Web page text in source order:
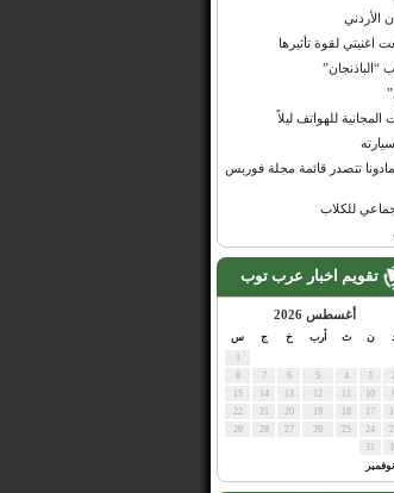
الأردني
لقوة تأثيرها
“الباذنجان”
للهواتف ليلاً
125 مليون دولار.. مادونا تتصدر قائمة مجلة فوربس
للكلاب
تقويم اخبار عرب توب
أغسطس 2026
ن ث أرب خ ج س
3
4
5
6
7
8
10
12
13
14
15
17
18
19
20
21
22
24
25
26
27
28
29
31